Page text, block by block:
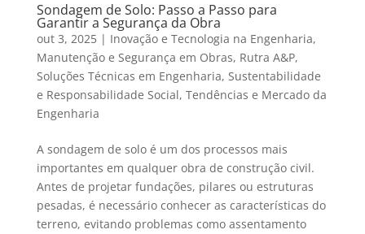
Sondagem de Solo: Passo a Passo para
Garantir a Segurança da Obra
out 3, 2025| Inovação e Tecnologia na Engenharia,
Manutenção e Segurança em Obras, Rutra A&P,
Soluções Técnicas em Engenharia, Sustentabilidade
e Responsabilidade Social, Tendências e Mercado da
Engenharia
A sondagem de solo é um dos processos mais
importantes em qualquer obra de construção civil.
Antes de projetar fundações, pilares ou estruturas
pesadas, é necessário conhecer as características do
terreno, evitando problemas como assentamento